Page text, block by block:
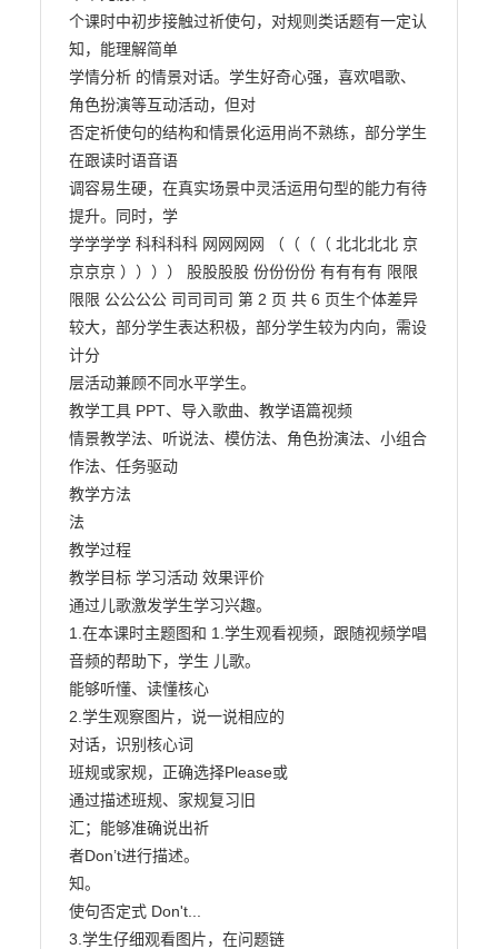
个课时中初步接触过祈使句，对规则类话题有一定认
知，能理解简单
学情分析 的情景对话。学生好奇心强，喜欢唱歌、
角色扮演等互动活动，但对
否定祈使句的结构和情景化运用尚不熟练，部分学生
在跟读时语音语
调容易生硬，在真实场景中灵活运用句型的能力有待
提升。同时，学
学学学学 科科科科 网网网网 （（（（ 北北北北 京
京京京 ）））） 股股股股 份份份份 有有有有 限限
限限 公公公公 司司司司 第 2 页 共 6 页生个体差异
较大，部分学生表达积极，部分学生较为内向，需设
计分
层活动兼顾不同水平学生。
教学工具 PPT、导入歌曲、教学语篇视频
情景教学法、听说法、模仿法、角色扮演法、小组合
作法、任务驱动
教学方法
法
教学过程
教学目标 学习活动 效果评价
通过儿歌激发学生学习兴趣。
1.在本课时主题图和 1.学生观看视频，跟随视频学唱
音频的帮助下，学生 儿歌。
能够听懂、读懂核心
2.学生观察图片，说一说相应的
对话，识别核心词
班规或家规，正确选择Please或
通过描述班规、家规复习旧
汇；能够准确说出祈
者Don’t进行描述。
知。
使句否定式 Don't...
3.学生仔细观看图片，在问题链